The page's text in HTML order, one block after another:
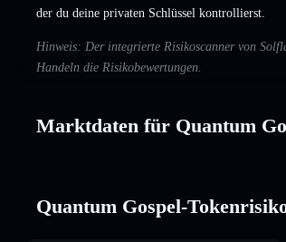
der du deine privaten Schlüssel kontrollierst.
Hinweis: Der integrierte Risikoscanner von
Handeln die Risikobewertungen.
Marktdaten für Quantum
Quantum Gospel-